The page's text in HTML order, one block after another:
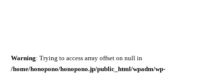
Warning: Trying to access array offset on null in
/home/honopono/honopono.jp/public_html/wpadm/wp-